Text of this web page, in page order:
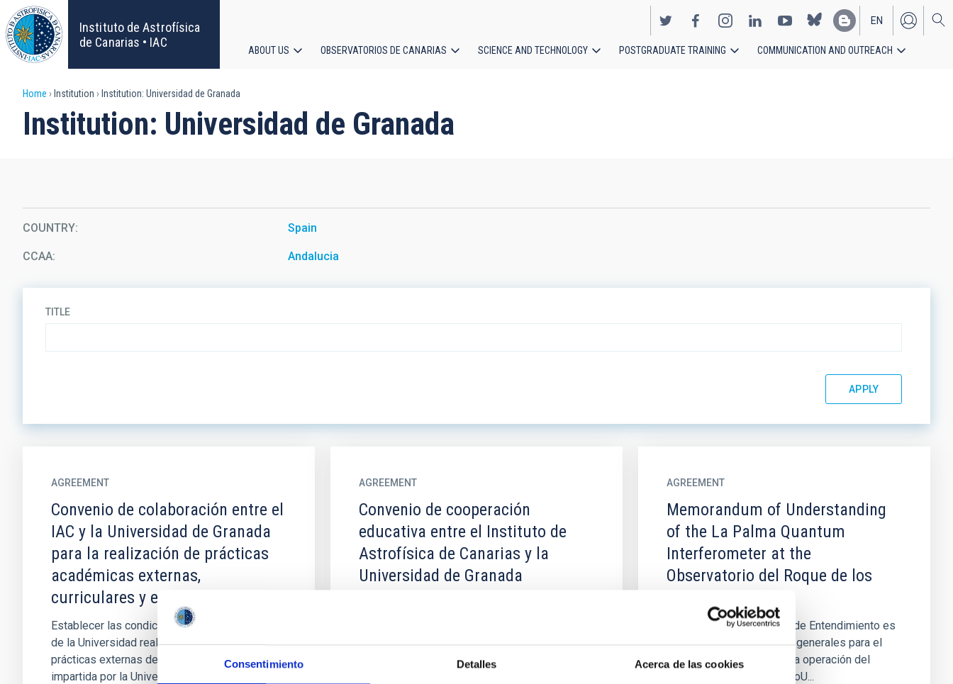
Consentimiento Detalles Acerca de las cookies
Skip
to
main
content
Instituto de Astrofísica
de Canarias • IAC
EN
ES
navigation
ABOUT US OBSERVATORIOS DE CANARIAS SCIENCE AND TECHNOLOGY POSTGRADUATE TRAINING COMMUNICATION AND OUTREACH
Breadcrumb
Home Institution Institution: Universidad de Granada
Institution: Universidad de Granada
COUNTRY Spain
CCAA Andalucia
TITLE
AGREEMENT
Convenio de colaboración entre el
IAC y la Universidad de Granada
para la realización de prácticas
académicas externas,
curriculares y extracurriculares
Establecer las condiciones en que estudiantes
de la Universidad realizarán un programa de
prácticas externas de cualquier enseñanza
impartida por la Universidad...
AGREEMENT
Convenio de cooperación
educativa entre el Instituto de
Astrofísica de Canarias y la
Universidad de Granada
AGREEMENT
Memorandum of Understanding
of the La Palma Quantum
Interferometer at the
Observatorio del Roque de los
El objeto del Memorando de Entendimiento es
establecer las directrices generales para el
diseño, la construcción y la operación del
instrumento LPQI. Este MoU...